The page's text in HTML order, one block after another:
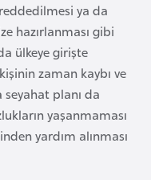
ya da
hazırlanması gibi
ülkeye girişte
zaman kaybı ve
seyahat planı da
yaşanmaması
yardım alınması